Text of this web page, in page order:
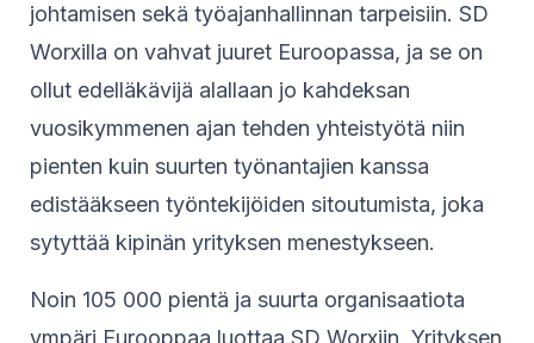
johtamisen sekä työajanhallinnan tarpeisiin. SD
Worxilla on vahvat juuret Euroopassa, ja se on
ollut edelläkävijä alallaan jo kahdeksan
vuosikymmenen ajan tehden yhteistyötä niin
pienten kuin suurten työnantajien kanssa
edistääkseen työntekijöiden sitoutumista, joka
sytyttää kipinän yrityksen menestykseen.
Noin 105 000 pientä ja suurta organisaatiota